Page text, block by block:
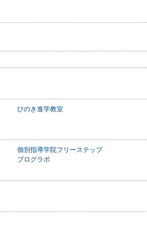
ひのき進学教室
個別指導学院フリーステップ
プログラボ